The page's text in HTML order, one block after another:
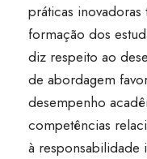
práticas
formação dos
diz respeito ao
de abordagem
desempenho
competências
à responsabilidade